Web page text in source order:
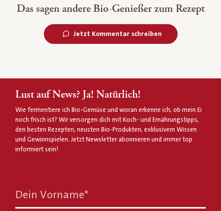
Das sagen andere Bio-Genießer zum Rezept
Jetzt Kommentar schreiben
Lust auf News? Ja! Natürlich!
Wie fermentiere ich Bio-Gemüse und woran erkenne ich, ob mein Ei
noch frisch ist? Wir versorgen dich mit Koch- und Ernährungstipps,
den besten Rezepten, neusten Bio-Produkten, exklusivem Wissen
und Gewinnspielen. Jetzt Newsletter abonnieren und immer top
informiert sein!
Dein Vorname*